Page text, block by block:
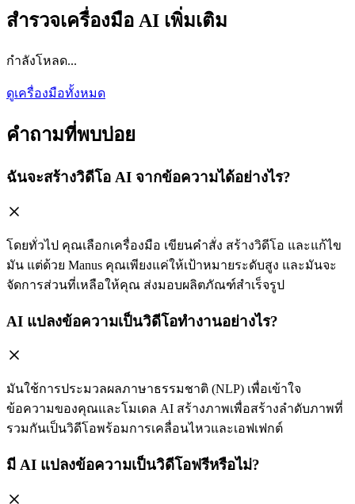
สำรวจเครื่องมือ AI เพิ่มเติม
กำลังโหลด...
ดูเครื่องมือทั้งหมด
คำถามที่พบบ่อย
ฉันจะสร้างวิดีโอ AI จากข้อความได้อย่างไร?
โดยทั่วไป คุณเลือกเครื่องมือ เขียนคำสั่ง สร้างวิดีโอ และแก้ไข
มัน แต่ด้วย Manus คุณเพียงแค่ให้เป้าหมายระดับสูง และมันจะ
จัดการส่วนที่เหลือให้คุณ ส่งมอบผลิตภัณฑ์สำเร็จรูป
AI แปลงข้อความเป็นวิดีโอทำงานอย่างไร?
มันใช้การประมวลผลภาษาธรรมชาติ (NLP) เพื่อเข้าใจ
ข้อความของคุณและโมเดล AI สร้างภาพเพื่อสร้างลำดับภาพที่
รวมกันเป็นวิดีโอพร้อมการเคลื่อนไหวและเอฟเฟกต์
มี AI แปลงข้อความเป็นวิดีโอฟรีหรือไม่?